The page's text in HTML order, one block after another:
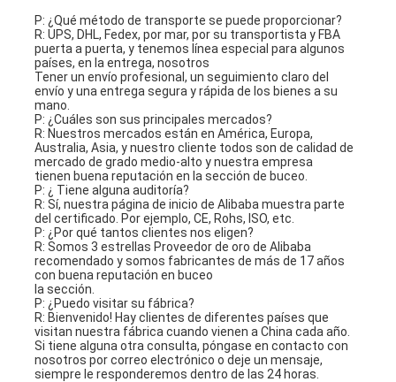
P: ¿Qué método de transporte se puede proporcionar?
R: UPS, DHL, Fedex, por mar, por su transportista y FBA
puerta a puerta, y tenemos línea especial para algunos
países, en la entrega, nosotros
Tener un envío profesional, un seguimiento claro del
envío y una entrega segura y rápida de los bienes a su
mano.
P: ¿Cuáles son sus principales mercados?
R: Nuestros mercados están en América, Europa,
Australia, Asia, y nuestro cliente todos son de calidad de
mercado de grado medio-alto y nuestra empresa
tienen buena reputación en la sección de buceo.
P: ¿ Tiene alguna auditoría?
R: Sí, nuestra página de inicio de Alibaba muestra parte
del certificado. Por ejemplo, CE, Rohs, ISO, etc.
P: ¿Por qué tantos clientes nos eligen?
R: Somos 3 estrellas Proveedor de oro de Alibaba
recomendado y somos fabricantes de más de 17 años
con buena reputación en buceo
la sección.
P: ¿Puedo visitar su fábrica?
R: Bienvenido! Hay clientes de diferentes países que
visitan nuestra fábrica cuando vienen a China cada año.
Si tiene alguna otra consulta, póngase en contacto con
nosotros por correo electrónico o deje un mensaje,
siempre le responderemos dentro de las 24 horas.